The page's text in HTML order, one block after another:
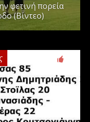
φετινή πορεία
(Βίντεο)